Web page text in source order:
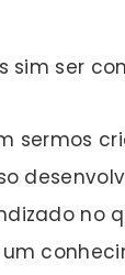
sim ser
sermos
no